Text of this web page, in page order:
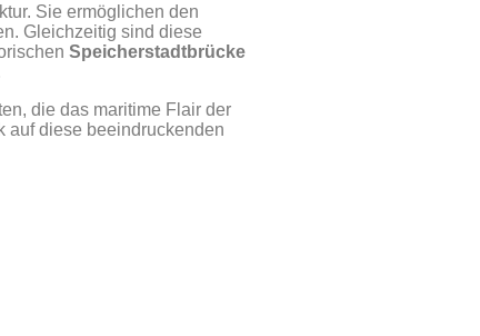
Sie ermöglichen den
Gleichzeitig sind diese
Speicherstadtbrücke
die das maritime Flair der
auf diese beeindruckenden